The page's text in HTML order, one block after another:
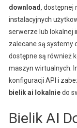
download, dostępnej
instalacyjnych
serwerze lub lokalnej
zalecane są systemy
dostępne są również
maszyn wirtualnych.
konfiguracji API i
bielik ai lokalniedo
Bielik AI